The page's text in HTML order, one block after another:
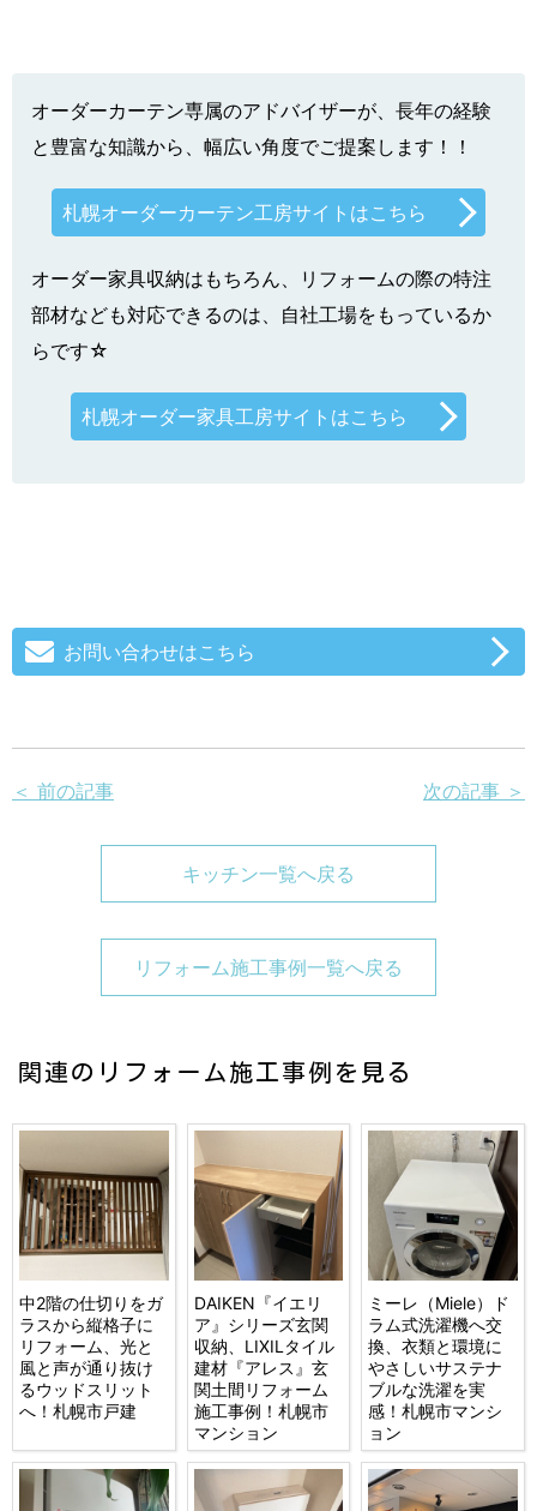
オーダーカーテン専属のアドバイザーが、長年の経験
と豊富な知識から、幅広い角度でご提案します！！
札幌オーダーカーテン工房サイトはこちら
オーダー家具収納はもちろん、リフォームの際の特注
部材なども対応できるのは、自社工場をもっているか
らです☆
札幌オーダー家具工房サイトはこちら
お問い合わせはこちら
＜ 前の記事 次の記事 ＞
キッチン一覧へ戻る
リフォーム施工事例一覧へ戻る
関連のリフォーム施工事例を見る
中2階の仕切りをガ
ラスから縦格子に
リフォーム、光と
風と声が通り抜け
るウッドスリット
へ！札幌市戸建
DAIKEN『イエリ
ア』シリーズ玄関
収納、LIXILタイル
建材『アレス』玄
関土間リフォーム
施工事例！札幌市
マンション
ミーレ（Miele）ド
ラム式洗濯機へ交
換、衣類と環境に
やさしいサステナ
ブルな洗濯を実
感！札幌市マンシ
ョン